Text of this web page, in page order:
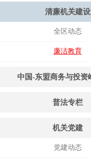
清廉机关建设
全区动态
廉洁教育
中国-东盟商务与投资
普法专栏
机关党建
党建动态